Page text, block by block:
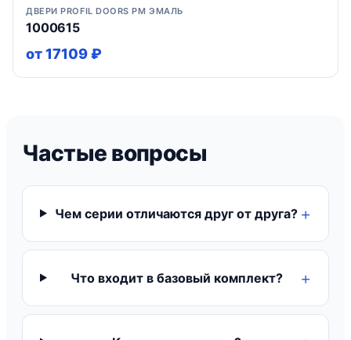
ДВЕРИ PROFIL DOORS PM ЭМАЛЬ
1000615
от 17109 ₽
Частые вопросы
Чем серии отличаются друг от друга?
Что входит в базовый комплект?